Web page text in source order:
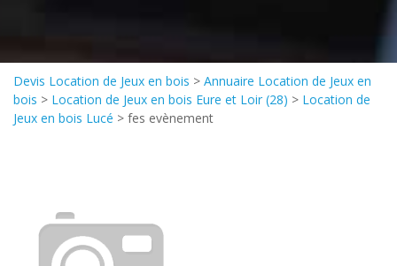
Devis Location de Jeux en bois > Annuaire Location de Jeux en
bois > Location de Jeux en bois Eure et Loir (28) > Location de
Jeux en bois Lucé > fes evènement